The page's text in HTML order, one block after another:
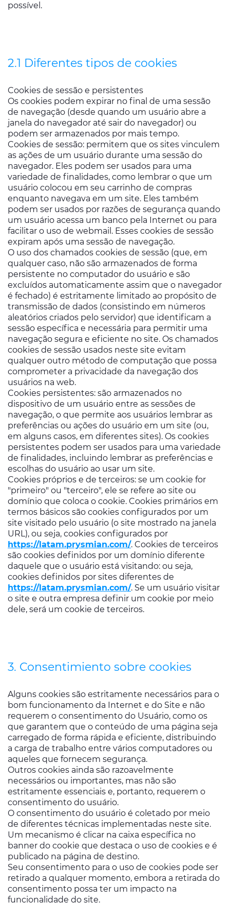
possível.
2.1 Diferentes tipos de cookies
Cookies de sessão e persistentes
Os cookies podem expirar no final de uma sessão
de navegação (desde quando um usuário abre a
janela do navegador até sair do navegador) ou
podem ser armazenados por mais tempo.
Cookies de sessão: permitem que os sites vinculem
as ações de um usuário durante uma sessão do
navegador. Eles podem ser usados ​​para uma
variedade de finalidades, como lembrar o que um
usuário colocou em seu carrinho de compras
enquanto navegava em um site. Eles também
podem ser usados ​​por razões de segurança quando
um usuário acessa um banco pela Internet ou para
facilitar o uso de webmail. Esses cookies de sessão
expiram após uma sessão de navegação.
O uso dos chamados cookies de sessão (que, em
qualquer caso, não são armazenados de forma
persistente no computador do usuário e são
excluídos automaticamente assim que o navegador
é fechado) é estritamente limitado ao propósito de
transmissão de dados (consistindo em números
aleatórios criados pelo servidor) que identificam a
sessão específica e necessária para permitir uma
navegação segura e eficiente no site. Os chamados
cookies de sessão usados ​​neste site evitam
qualquer outro método de computação que possa
comprometer a privacidade da navegação dos
usuários na web.
Cookies persistentes: são armazenados no
dispositivo de um usuário entre as sessões de
navegação, o que permite aos usuários lembrar as
preferências ou ações do usuário em um site (ou,
em alguns casos, em diferentes sites). Os cookies
persistentes podem ser usados ​​para uma variedade
de finalidades, incluindo lembrar as preferências e
escolhas do usuário ao usar um site.
Cookies próprios e de terceiros: se um cookie for
"primeiro" ou "terceiro", ele se refere ao site ou
domínio que coloca o cookie. Cookies primários em
termos básicos são cookies configurados por um
site visitado pelo usuário (o site mostrado na janela
URL), ou seja, cookies configurados por
https://latam.prysmian.com/. Cookies de terceiros
são cookies definidos por um domínio diferente
daquele que o usuário está visitando: ou seja,
cookies definidos por sites diferentes de
https://latam.prysmian.com/. Se um usuário visitar
o site e outra empresa definir um cookie por meio
dele, será um cookie de terceiros.
3. Consentimiento sobre cookies
Alguns cookies são estritamente necessários para o
bom funcionamento da Internet e do Site e não
requerem o consentimento do Usuário, como os
que garantem que o conteúdo de uma página seja
carregado de forma rápida e eficiente, distribuindo
a carga de trabalho entre vários computadores ou
aqueles que fornecem segurança.
Outros cookies ainda são razoavelmente
necessários ou importantes, mas não são
estritamente essenciais e, portanto, requerem o
consentimento do usuário.
O consentimento do usuário é coletado por meio
de diferentes técnicas implementadas neste site.
Um mecanismo é clicar na caixa específica no
banner do cookie que destaca o uso de cookies e é
publicado na página de destino.
Seu consentimento para o uso de cookies pode ser
retirado a qualquer momento, embora a retirada do
consentimento possa ter um impacto na
funcionalidade do site.